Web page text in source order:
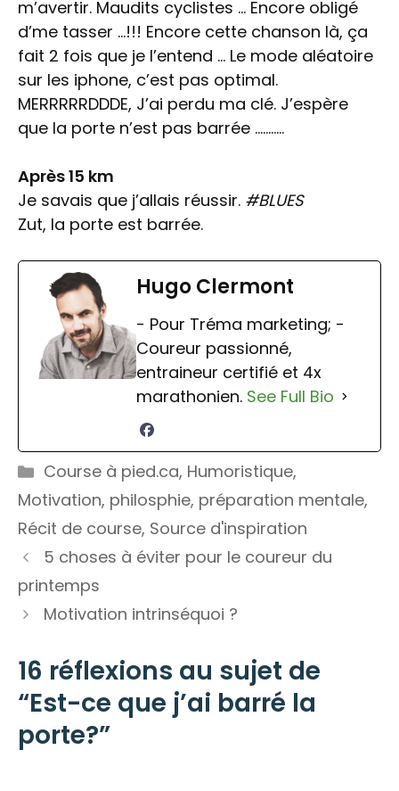
m’avertir. Maudits cyclistes … Encore obligé
d’me tasser …!!! Encore cette chanson là, ça
fait 2 fois que je l’entend … Le mode aléatoire
sur les iphone, c’est pas optimal.
MERRRRRDDDE, J’ai perdu ma clé. J’espère
que la porte n’est pas barrée ………..
Après 15 km
Je savais que j’allais réussir. #BLUES
Zut, la porte est barrée.
Hugo Clermont
- Pour Tréma marketing; -
Coureur passionné,
entraineur certifié et 4x
marathonien. See Full Bio
Catégories
Course à pied.ca, Humoristique,
Motivation, philosphie, préparation mentale,
Récit de course, Source d'inspiration
5 choses à éviter pour le coureur du
printemps
Motivation intrinséquoi ?
16 réflexions au sujet de
“Est-ce que j’ai barré la
porte?”